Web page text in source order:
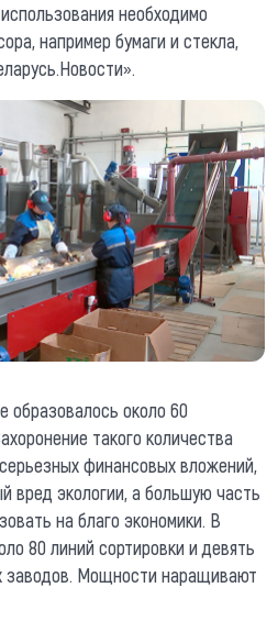
необходимо
например бумаги и стекла,
образовалось около 60
такого количества
финансовых вложений,
вред экологии, а большую часть
на благо экономики. В
80 линий сортировки и девять
Мощности наращивают